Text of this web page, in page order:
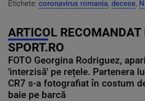
Etichete: coronavirus romania, decese,
ARTICOL RECOMANDAT
SPORT.RO
FOTO Georgina Rodriguez,
'interzisă' pe rețele. Partenera
CR7 s-a fotografiat în costum
baie pe barcă